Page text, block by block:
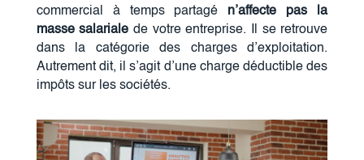
commercial à temps partagé n’affecte pas la
masse salariale de votre entreprise. Il se retrouve
dans la catégorie des charges d’exploitation.
Autrement dit, il s’agit d’une charge déductible des
impôts sur les sociétés.